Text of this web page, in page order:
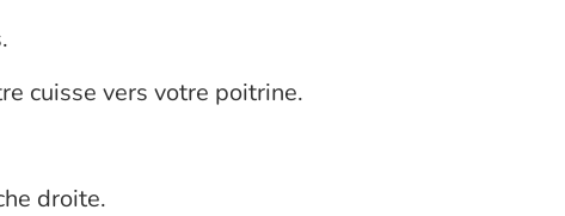
cuisse vers votre poitrine.
droite.